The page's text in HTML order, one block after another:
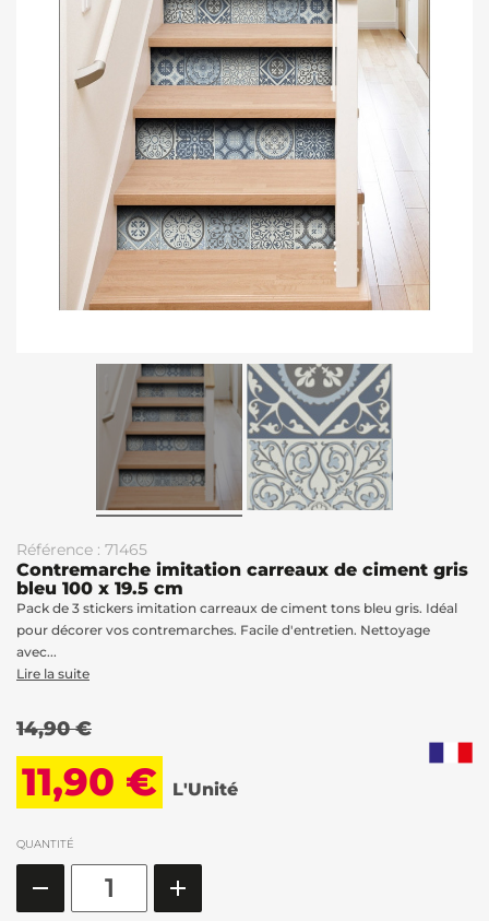
Référence : 71465
Contremarche imitation carreaux de ciment gris
bleu 100 x 19.5 cm
Pack de 3 stickers imitation carreaux de ciment tons bleu gris. Idéal
pour décorer vos contremarches. Facile d'entretien. Nettoyage
avec...
Lire la suite
14,90 €
11,90 € L'Unité
QUANTITÉ